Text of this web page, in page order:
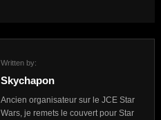
Written by:
Skychapon
Ancien organisateur sur le JCE Star
Wars, je remets le couvert pour Star